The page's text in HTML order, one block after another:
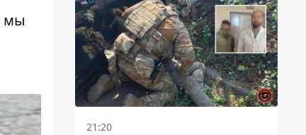
мы
21:20